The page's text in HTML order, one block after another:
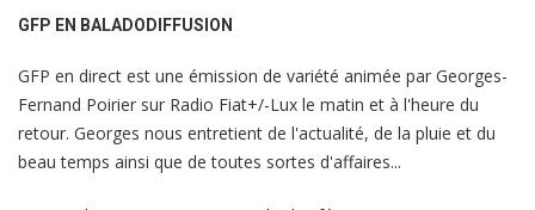
GFP EN BALADODIFFUSION
GFP en direct est une émission de variété animée par Georges-
Fernand Poirier sur Radio Fiat+/-Lux le matin et à l'heure du
retour. Georges nous entretient de l'actualité, de la pluie et du
beau temps ainsi que de toutes sortes d'affaires...